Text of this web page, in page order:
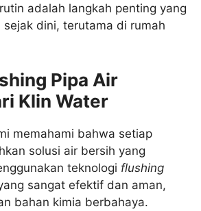
adalah langkah penting yang
sejak dini, terutama di rumah
Pipa Air
Klin Water
memahami bahwa setiap
solusi air bersih yang
teknologi flushing
sangat efektif dan aman,
bahan kimia berbahaya.